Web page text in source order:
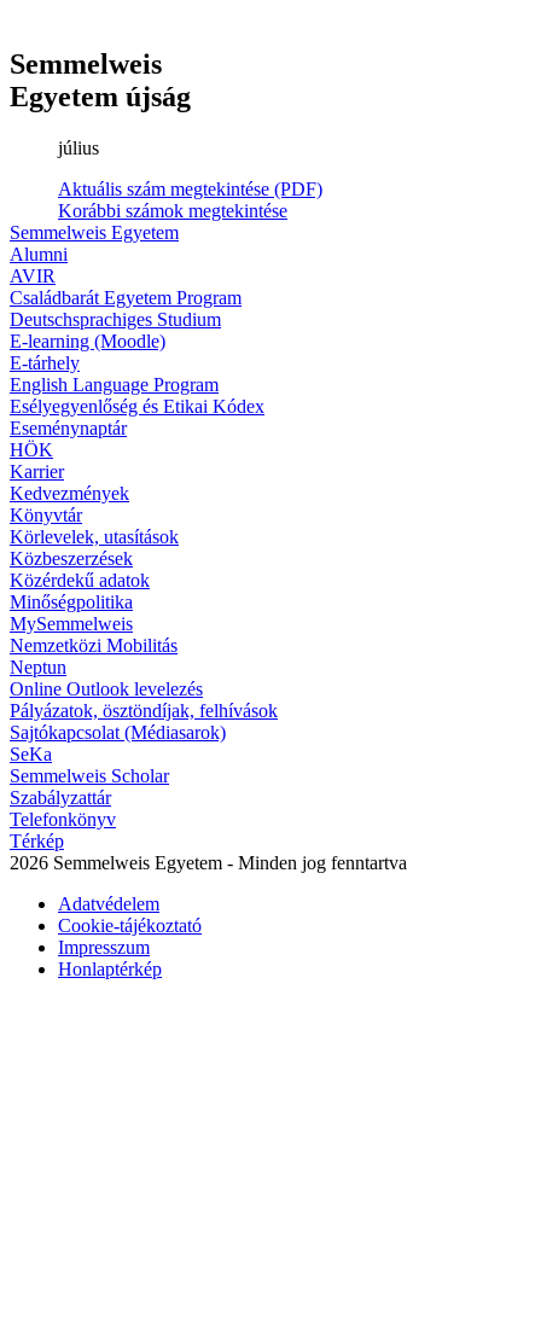
Semmelweis
Egyetem újság
július
Aktuális szám megtekintése (PDF)
Korábbi számok megtekintése
Semmelweis Egyetem
Alumni
AVIR
Családbarát Egyetem Program
Deutschsprachiges Studium
E-learning (Moodle)
E-tárhely
English Language Program
Esélyegyenlőség és Etikai Kódex
Eseménynaptár
HÖK
Karrier
Kedvezmények
Könyvtár
Körlevelek, utasítások
Közbeszerzések
Közérdekű adatok
Minőségpolitika
MySemmelweis
Nemzetközi Mobilitás
Neptun
Online Outlook levelezés
Pályázatok, ösztöndíjak, felhívások
Sajtókapcsolat (Médiasarok)
SeKa
Semmelweis Scholar
Szabályzattár
Telefonkönyv
Térkép
2026 Semmelweis Egyetem - Minden jog fenntartva
Adatvédelem
Cookie-tájékoztató
Impresszum
Honlaptérkép